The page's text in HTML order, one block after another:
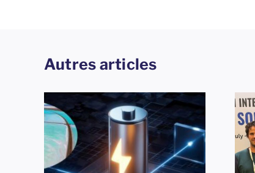
Autres articles
25e Conférence
internationale sur les
solides ioniques -